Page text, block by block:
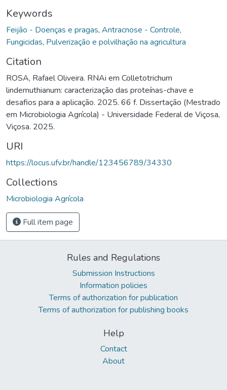
Keywords
Feijão - Doenças e pragas, Antracnose - Controle,
Fungicidas, Pulverização e polvilhação na agricultura
Citation
ROSA, Rafael Oliveira. RNAi em Colletotrichum
lindemuthianum: caracterização das proteínas-chave e
desafios para a aplicação. 2025. 66 f. Dissertação (Mestrado
em Microbiologia Agrícola) - Universidade Federal de Viçosa,
Viçosa. 2025.
URI
https://locus.ufv.br/handle/123456789/34330
Collections
Microbiologia Agrícola
Full item page
Rules and Regulations
Submission Instructions
Information policies
Terms of authorization for publication
Terms of authorization for publishing books
Help
Contact
About